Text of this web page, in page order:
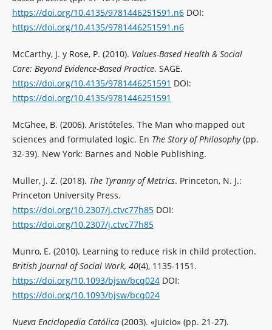
https://doi.org/10.4135/9781446251591.n6DOI:
https://doi.org/10.4135/9781446251591.n6
McCarthy, J. y Rose, P. (2010). Values-Based Health & Social
Care: Beyond Evidence-Based Practice. SAGE.
https://doi.org/10.4135/9781446251591 DOI:
https://doi.org/10.4135/9781446251591
McGhee, B. (2006). Aristóteles. The Man who mapped out
sciences and formulated logic. En The Story of Philosophy(pp.
32-39). New York: Barnes and Noble Publishing.
Muller, J. Z. (2018). The Tyranny of Metrics. Princeton, N. J.:
Princeton University Press.
https://doi.org/10.2307/j.ctvc77h85DOI:
https://doi.org/10.2307/j.ctvc77h85
Munro, E. (2010). Learning to reduce risk in child protection.
British Journal of Social Work, 40(4), 1135-1151.
https://doi.org/10.1093/bjsw/bcq024DOI:
https://doi.org/10.1093/bjsw/bcq024
Nueva Enciclopedia Católica(2003). «Juicio» (pp. 21-27).